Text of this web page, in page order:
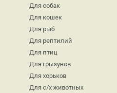
Для собак
Для кошек
Для рыб
Для рептилий
Для птиц
Для грызунов
Для хорьков
Для с/х животных